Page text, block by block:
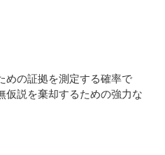
めの証拠を測定する確率で
仮説を棄却するための強力な